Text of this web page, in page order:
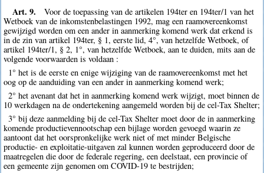
Art. 9.
Voor de toepassing van de artikelen 194ter en 194ter/1 van het
Wetboek van de inkomstenbelastingen 1992, mag een raamovereenkomst
gewijzigd worden om een ander in aanmerking komend werk dat erkend is
in de zin van artikel 194ter, § 1, eerste lid, 4°, van hetzelfde Wetboek, of
artikel 194ter/1, § 2, 1°, van hetzelfde Wetboek, aan te duiden, mits aan de
volgende voorwaarden is voldaan :
1° het is de eerste en enige wijziging van de raamovereenkomst met het
oog op de aanduiding van een ander in aanmerking komend werk;
2° het avenant dat het in aanmerking komend werk wijzigt, moet binnen de
10 werkdagen na de ondertekening aangemeld worden bij de cel-Tax Shelter;
3° bij deze aanmelding bij de cel-Tax Shelter moet door de in aanmerking
komende productievennootschap een bijlage worden gevoegd waarin ze
aantoont dat het oorspronkelijke werk niet of met minder Belgische
productie- en exploitatie-uitgaven zal kunnen worden geproduceerd door de
maatregelen die door de federale regering, een deelstaat, een provincie of
een gemeente zijn genomen om COVID-19 te bestrijden;